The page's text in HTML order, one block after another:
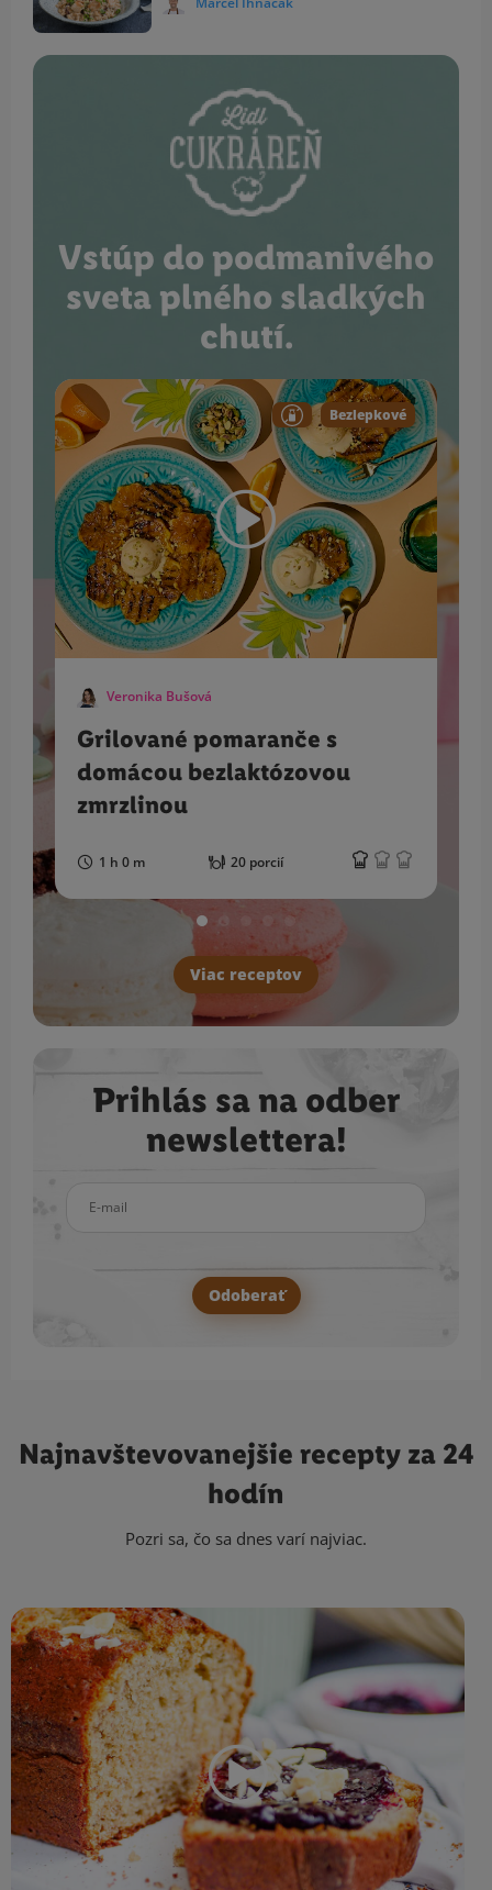
Vstúp do podmanivého
sveta plného sladkých
chutí.
Bezlepkové
Veronika Bušová
Grilované pomaranče s
domácou bezlaktózovou
zmrzlinou
1 h 0 m 20 porcií
Viac receptov
Prihlás sa na odber
newslettera!
Odoberať
Najnavštevovanejšie recepty za 24
hodín
Pozri sa, čo sa dnes varí najviac.